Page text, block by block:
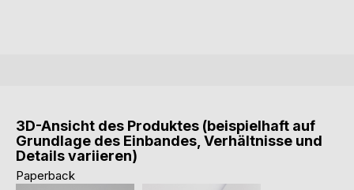
3D-Ansicht des Produktes (beispielhaft auf
Grundlage des Einbandes, Verhältnisse und
Details variieren)
Paperback